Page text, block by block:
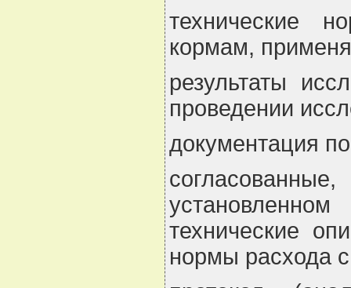
технические
кормам,
результаты
проведении
документация
установленном
технические
нормы расхода